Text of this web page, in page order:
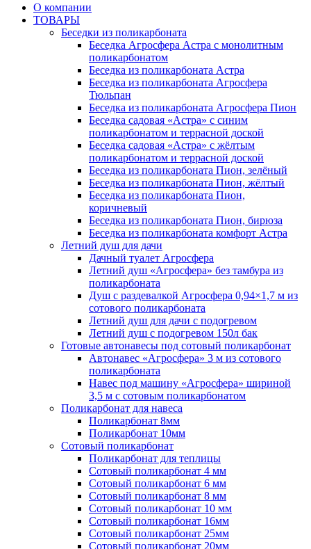
О компании
ТОВАРЫ
Беседки из поликарбоната
Беседка Агросфера Астра с монолитным
поликарбонатом
Беседка из поликарбоната Астра
Беседка из поликарбоната Агросфера
Тюльпан
Беседка из поликарбоната Агросфера Пион
Беседка садовая «Астра» с синим
поликарбонатом и террасной доской
Беседка садовая «Астра» с жёлтым
поликарбонатом и террасной доской
Беседка из поликарбоната Пион, зелёный
Беседка из поликарбоната Пион, жёлтый
Беседка из поликарбоната Пион,
коричневый
Беседка из поликарбоната Пион, бирюза
Беседка из поликарбоната комфорт Астра
Летний душ для дачи
Дачный туалет Агросфера
Летний душ «Агросфера» без тамбура из
поликарбоната
Душ с раздевалкой Агросфера 0,94×1,7 м из
сотового поликарбоната
Летний душ для дачи с подогревом
Летний душ с подогревом 150л бак
Готовые автонавесы под сотовый поликарбонат
Автонавес «Агросфера» 3 м из сотового
поликарбоната
Навес под машину «Агросфера» шириной
3,5 м с сотовым поликарбонатом
Поликарбонат для навеса
Поликарбонат 8мм
Поликарбонат 10мм
Сотовый поликарбонат
Поликарбонат для теплицы
Сотовый поликарбонат 4 мм
Сотовый поликарбонат 6 мм
Сотовый поликарбонат 8 мм
Сотовый поликарбонат 10 мм
Сотовый поликарбонат 16мм
Сотовый поликарбонат 25мм
Сотовый поликарбонат 20мм